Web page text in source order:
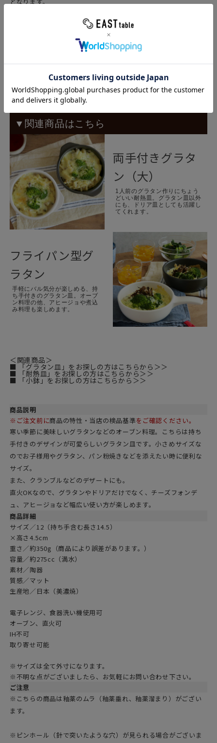
・ご使用後、すぐに洗剤で洗浄して、水分を完全に乾燥してから
収納してください。水分が残ったまま収納したり、水分のあるも
のを長時間入れたままにしておくと、カビや臭いの原因になりま
すのでご注意ください。
・焦げや食べ物の汚れが染み込んでしまうことは、完全には避け
られません。器の特性としてご理解いただけますようお願いいた
します。
▼関連商品はこちら
両手付きグラタ
ン（大）
1人前のグラタン作りにちょう
どいい耐熱皿。グラタン皿以外
にも、ドリア皿としても活躍し
てくれます。
フライパン型グ
ラタン
手軽にバル気分が楽しめる、持
ち手付きのグラタン皿。オーブ
ン料理の他、アヒージョや煮込
み料理も楽しめます。
＜関連商品＞
■ 「グラタン皿」をお探しの方はこちらから＞＞
■ 「耐熱皿」をお探しの方はこちらから＞＞
■ 「小鉢」をお探しの方はこちらから＞＞
商品説明
※ご注文前に商品の特性・当店の検品基準をご確認ください。
寒い季節に美味しいグラタンなどのオーブン料理。こちらは持ち
手付きのデザインが可愛らしいグラタン皿です。小さめサイズな
のでお子様用やグラタン、パン粉焼きなどを添えたい時に便利な
サイズ。
また、クランブルなどのデザートにも。
直火OKなので、グラタンやドリアだけでなく、チーズフォンデ
ュ、アヒージョなど幅広い使い方が楽しめます。
商品詳細
サイズ／12（持ち手含む長さ14.5）
×高さ4.5cm
重さ／約350g（商品により誤差があります。）
容量／約275cc（満水）
素材／陶器
質感／マット
生産地／日本（美濃焼）
電子レンジ、食器洗い機使用可
オーブン、直火可
IH不可
取り寄せ可能
※サイズは全て外寸になります。
※不明な点がございましたら、お気軽にお問い合わせ下さい。
ご注意
※こちらの商品は釉薬のムラ（釉薬垂れ、釉薬溜まり）がござい
ます。
※ピンホール（針で突いたような穴）が見られる場合がございま